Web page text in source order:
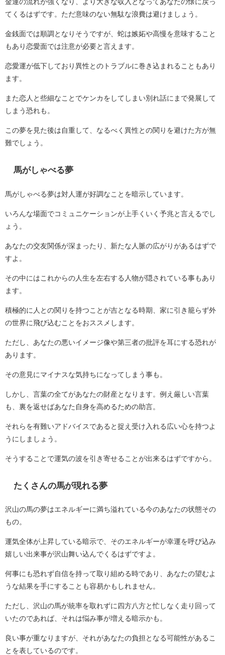
金運の流れが強くなり、より大きな収入となってあなたの懐に戻っ
てくるはずです。ただ意味のない無駄な浪費は避けましょう。
金銭面では順調となりそうですが、蛇は嫉妬や高慢を意味すること
もあり恋愛面では注意が必要と言えます。
恋愛運が低下しており異性とのトラブルに巻き込まれることもあり
ます。
また恋人と些細なことでケンカをしてしまい別れ話にまで発展して
しまう恐れも。
この夢を見た後は自重して、なるべく異性との関りを避けた方が無
難でしょう。
馬がしゃべる夢
馬がしゃべる夢は対人運が好調なことを暗示しています。
いろんな場面でコミュニケーションが上手くいく予兆と言えるでし
ょう。
あなたの交友関係が深まったり、新たな人脈の広がりがあるはずで
すよ。
その中にはこれからの人生を左右する人物が隠されている事もあり
ます。
積極的に人との関りを持つことが吉となる時期、家に引き籠らず外
の世界に飛び込むことをおススメします。
ただし、あなたの悪いイメージ像や第三者の批評を耳にする恐れが
あります。
その意見にマイナスな気持ちになってしまう事も。
しかし、言葉の全てがあなたの財産となります。例え厳しい言葉
も、裏を返せばあなた自身を高めるための助言。
それらを有難いアドバイスであると捉え受け入れる広い心を持つよ
うにしましょう。
そうすることで運気の波を引き寄せることが出来るはずですから。
たくさんの馬が現れる夢
沢山の馬の夢はエネルギーに満ち溢れている今のあなたの状態その
もの。
運気全体が上昇している暗示で、そのエネルギーが幸運を呼び込み
嬉しい出来事が沢山舞い込んでくるはずですよ。
何事にも恐れず自信を持って取り組める時であり、あなたの望むよ
うな結果を手にすることも容易かもしれません。
ただし、沢山の馬が統率を取れずに四方八方と忙しなく走り回って
いたのであれば、それは悩み事が増える暗示かも。
良い事が重なりますが、それがあなたの負担となる可能性があるこ
とを表しているのです。